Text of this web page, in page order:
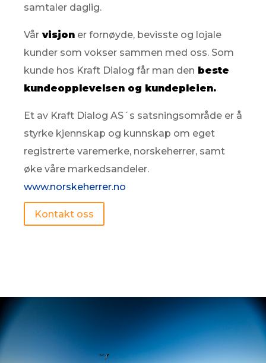
samtaler daglig.
Vår visjon er fornøyde, bevisste og lojale
kunder som vokser sammen med oss. Som
kunde hos Kraft Dialog får man den beste
kundeopplevelsen og kundepleien.
Et av Kraft Dialog AS´s satsningsområde er å
styrke kjennskap og kunnskap om eget
registrerte varemerke, norskeherrer, samt
øke våre markedsandeler.
www.norskeherrer.no
Kontakt oss